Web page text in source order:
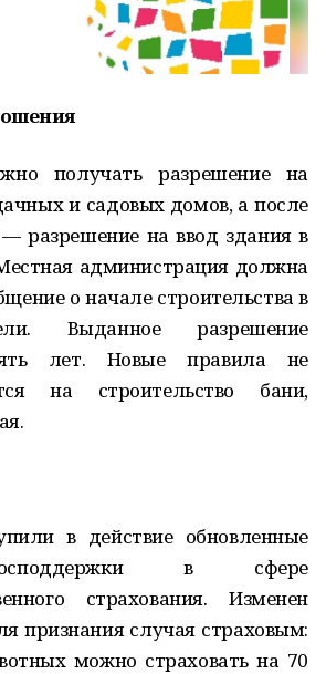
получать разрешение на
и садовых домов, а после
— разрешение на ввод здания в
администрация должна
о начале строительства в
Выданное разрешение
лет. Новые правила не
на строительство бани,
в действие обновленные
в сфере
страхования. Изменен
признания случая страховым:
можно страховать на 70